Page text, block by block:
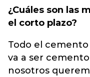
¿Cuáles son las
el corto plazo?
Todo el cemento
va a ser
nosotros